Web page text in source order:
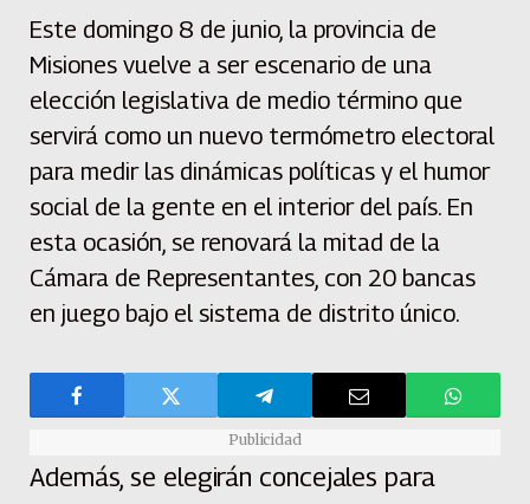
Este domingo 8 de junio, la provincia de
Misiones vuelve a ser escenario de una
elección legislativa de medio término que
servirá como un nuevo termómetro electoral
para medir las dinámicas políticas y el humor
social de la gente en el interior del país. En
esta ocasión, se renovará la mitad de la
Cámara de Representantes, con 20 bancas
en juego bajo el sistema de distrito único.
Publicidad
Además, se elegirán concejales para